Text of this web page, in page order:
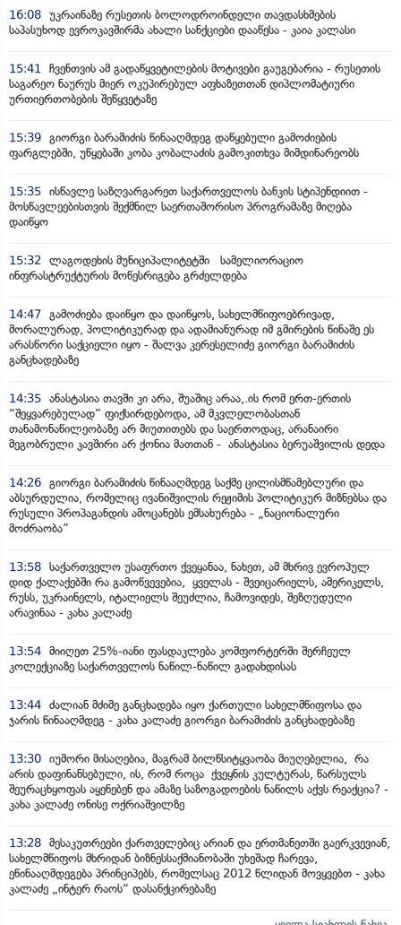
16:08 უკრაინაზე რუსეთის ბოლოდროინდელი თავდასხმების
საპასუხოდ ევროკავშირმა ახალი სანქციები დააწესა - კაია კალასი
15:41
ჩვენთვის ამ გადაწყვეტილების მოტივები გაუგებარია - რუსეთის
საგარეო ნაურუს მიერ ოკუპირებულ აფხაზეთთან დიპლომატიური
ურთიერთობების შეწყვეტაზე
15:39 გიორგი ბარამიძის წინააღმდეგ დაწყებული გამოძიების
ფარგლებში, უწყებაში კობა კობალაძის გამოკითხვა მიმდინარეობს
15:35 ისწავლე საზღვარგარეთ საქართველოს ბანკის სტიპენდიით -
მოსწავლეებისთვის შექმნილ საერთაშორისო პროგრამაზე მიღება
დაიწყო
15:32
ლაგოდეხის მუნიციპალიტეტში სამელიორაციო
ინფრასტრუქტურის მოწესრიგება გრძელდება
14:47 გამოძიება დაიწყო და დაიწყოს, სახელმწიფოებრივად,
მორალურად, პოლიტიკურად და ადამიანურად იმ გმირების წინაშე ეს
არასწორი საქციელი იყო - შალვა კერესელიძე გიორგი ბარამიძის
განცხადებაზე
14:35 ანასტასია თავში კი არა, შუაშიც არაა,.ის რომ ერთ-ერთის
“შეყვარებულად” ფიქსირდებოდა, ამ მკვლელობასთან
თანამონაწილეობაზე არ მიუთითებს და საერთოდაც, არანაირი
მეგობრული კავშირი არ ქონია მათთან - ანასტასია ბერუაშვილის დედა
14:26 გიორგი ბარამიძის წინააღმდეგ საქმე ცილისმწამებლური და
აბსურდულია, რომელიც ივანიშვილის რეჟიმის პოლიტიკურ მიზნებსა და
რუსული პროპაგანდის ამოცანებს ემსახურება - „ნაციონალური
მოძრაობა”
13:58 საქართველო უსაფრთო ქვეყანაა, ნახეთ, ამ მხრივ ევროპულ
დიდ ქალაქებში რა გამოწვევებია, ყველას - შვეიცარიელს, ამერიკელს,
რუსს, უკრაინელს, იტალიელს შეუძლია, ჩამოვიდეს, შეზღუდული
არავინაა - კახა კალაძე
13:54 მიიღეთ 25%-იანი ფასდაკლება კომფორტერში შერჩეულ
კოლექციაზე საქართველოს ნაწილ-ნაწილ გადახდისას
13:44 ძალიან მძიმე განცხადება იყო ქართული სახელმწიფოსა და
ჯარის წინააღმდეგ - კახა კალაძე გიორგი ბარამიძის განცხადებაზე
13:30 იუმორი მისაღებია, მაგრამ ბილწსიტყვაობა მიუღებელია, რა
არის დაფინანსებული, ის, რომ როცა ქვეყნის კულტურას, წარსულს
შეურაცხყოფას აყენებენ და ამაზე საზოგადოების ნაწილს აქვს რეაქცია? -
კახა კალაძე ონისე ოქრიაშვილზე
13:28 მესაკუთრეები ქართველებიც არიან და ერთმანეთში გაერკვევიან,
სახელმწიფოს მხრიდან ბიზნესსაქმიანობაში უხეშად ჩარევა,
ეწინააღმდეგება პრინციპებს, რომელსაც 2012 წლიდან მოვყვებთ - კახა
კალაძე „ინტერ რაოს“ დასანქცირებაზე